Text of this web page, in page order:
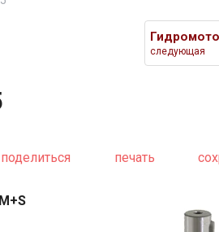
следующая
поделиться печать